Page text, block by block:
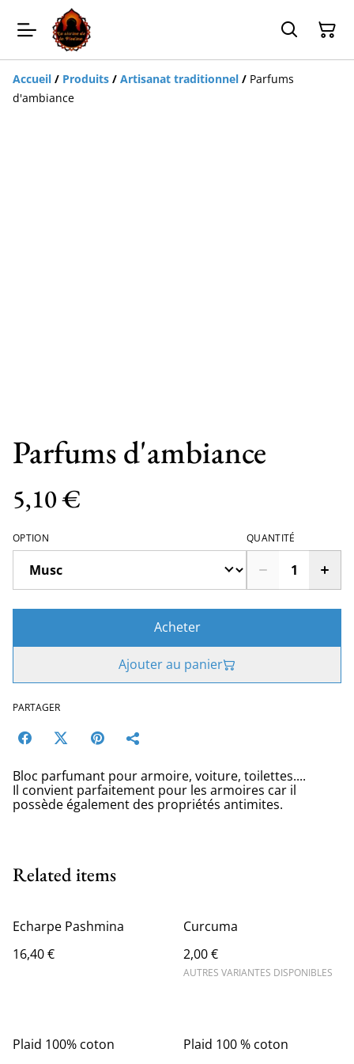
Accueil / Produits / Artisanat traditionnel / Parfums
d'ambiance
Parfums d'ambiance
5,10 €
OPTION QUANTITÉ
Acheter
Ajouter au panier
PARTAGER
Bloc parfumant pour armoire, voiture, toilettes....
Il convient parfaitement pour les armoires car il
possède également des propriétés antimites.
Related items
Echarpe Pashmina
16,40 €
Curcuma
2,00 €
AUTRES VARIANTES DISPONIBLES
Plaid 100% coton
Plaid 100 % coton